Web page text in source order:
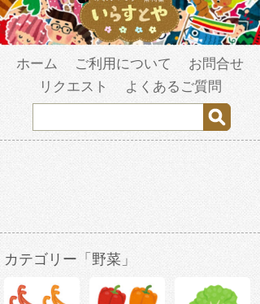
ホーム ご利用について
お問合せ
リクエスト
よくあるご質問
カテゴリー「野菜」